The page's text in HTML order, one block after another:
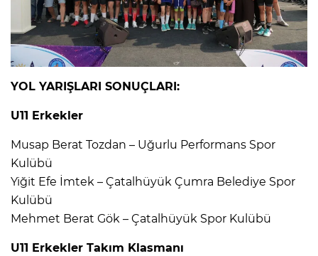
YOL YARIŞLARI SONUÇLARI:
U11 Erkekler
Musap Berat Tozdan – Uğurlu Performans Spor
Kulübü
Yiğit Efe İmtek – Çatalhüyük Çumra Belediye Spor
Kulübü
Mehmet Berat Gök – Çatalhüyük Spor Kulübü
U11 Erkekler Takım Klasmanı